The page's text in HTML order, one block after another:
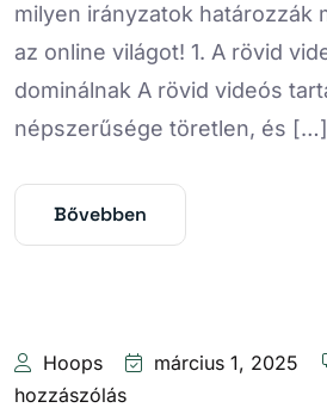
milyen irányzatok határozzák
az online világot! 1. A rövid
dominálnak A rövid videós
népszerűsége töretlen, és […]
Bővebben
Hoops március 1, 2025
hozzászólás